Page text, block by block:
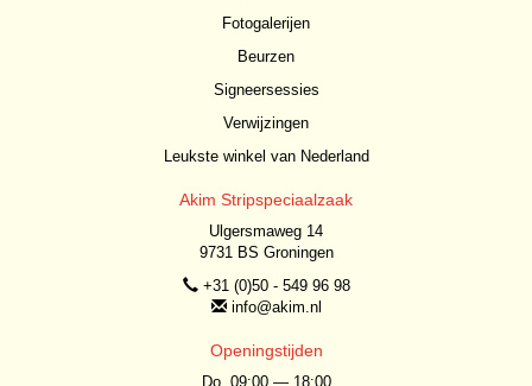
Fotogalerijen
Beurzen
Signeersessies
Verwijzingen
Leukste winkel van Nederland
Akim Stripspeciaalzaak
Ulgersmaweg 14
9731 BS Groningen
+31 (0)50 - 549 96 98
info@akim.nl
Openingstijden
Do. 09:00 — 18:00